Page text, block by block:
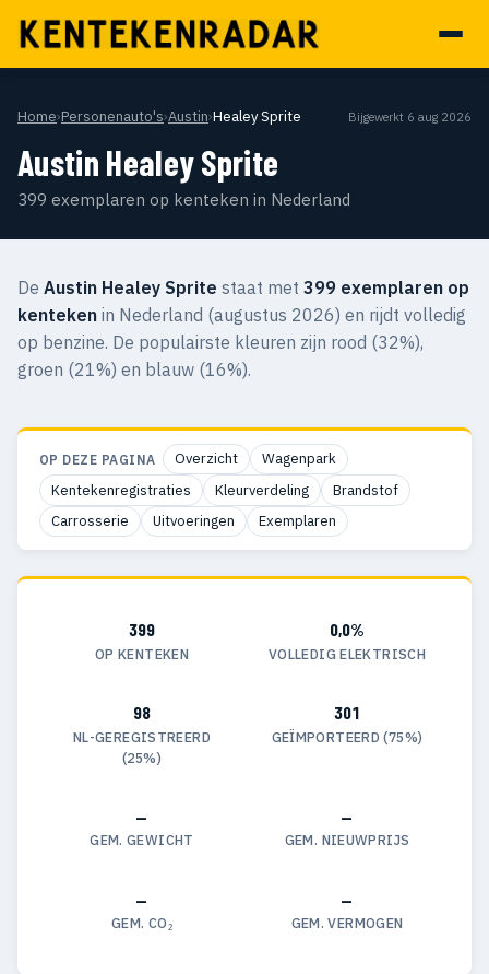
Home›Personenauto's›Austin›Healey Sprite Bijgewerkt 6 aug 2026
Austin Healey Sprite
399 exemplaren op kenteken in Nederland
De Austin Healey Sprite staat met 399 exemplaren op
kenteken in Nederland (augustus 2026) en rijdt volledig
op benzine. De populairste kleuren zijn rood (32%),
groen (21%) en blauw (16%).
OP DEZE PAGINA Overzicht
Wagenpark
Kentekenregistraties
Kleurverdeling
Brandstof
Carrosserie
Uitvoeringen Exemplaren
399
OP KENTEKEN
0,0%
VOLLEDIG ELEKTRISCH
98
NL-GEREGISTREERD
(25%)
301
GEÏMPORTEERD (75%)
—
GEM. GEWICHT
—
GEM. NIEUWPRIJS
—
GEM. CO₂
—
GEM. VERMOGEN